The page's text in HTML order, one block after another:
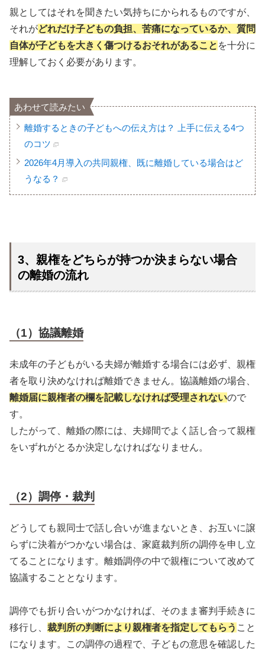
親としてはそれを聞きたい気持ちにかられるものですが、
それがどれだけ子どもの負担、苦痛になっているか、質問
自体が子どもを大きく傷つけるおそれがあること を十分に
理解しておく必要があります。
あわせて読みたい
離婚するときの子どもへの伝え方は？ 上手に伝える4つ
のコツ
2026年4月導入の共同親権、既に離婚している場合はど
うなる？
3、親権をどちらが持つか決まらない場合
の離婚の流れ
（1）協議離婚
未成年の子どもがいる夫婦が離婚する場合には必ず、親権
者を取り決めなければ離婚できません。協議離婚の場合、
離婚届に親権者の欄を記載しなければ受理されないので
す。
したがって、離婚の際には、夫婦間でよく話し合って親権
をいずれがとるか決定しなければなりません。
（2）調停・裁判
どうしても親同士で話し合いが進まないとき、お互いに譲
らずに決着がつかない場合は、家庭裁判所の調停を申し立
てることになります。離婚調停の中で親権について改めて
協議することとなります。
調停でも折り合いがつかなければ、そのまま審判手続きに
移行し、 裁判所の判断により親権者を指定してもらう こと
になります。この調停の過程で、子どもの意思を確認した